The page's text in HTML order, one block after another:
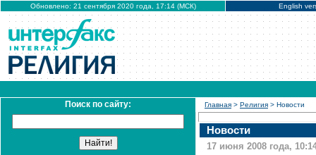
Обновлено: 21 сентября 2020 года, 17:14 (МСК) English
Поиск по сайту: Главная > Религия > Новости
Новости
17 июня 2008 года,